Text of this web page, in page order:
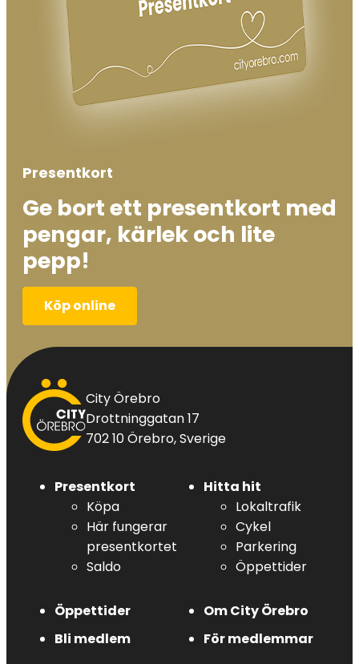
Presentkort
Ge bort ett presentkort med
pengar, kärlek och lite
pepp!
Köp online
City
Örebro
City Örebro
Drottninggatan 17
702 10 Örebro, Sverige
Presentkort
Köpa
Här fungerar
presentkortet
Saldo
Hitta hit
Lokaltrafik
Cykel
Parkering
Öppettider
Öppettider
Om City Örebro
Bli medlem
För medlemmar